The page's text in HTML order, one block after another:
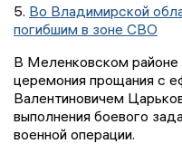
5. Во Владимирской
погибшим в зоне СВО
В Меленковском районе
церемония прощания с
Валентиновичем
выполнения боевого
военной операции.